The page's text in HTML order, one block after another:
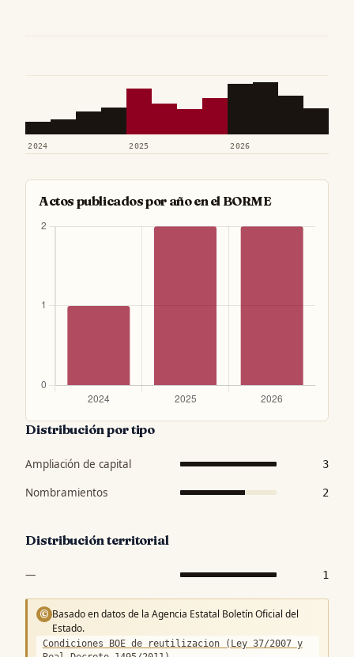
2024 2025 2026
Actos publicados por año en el BORME
Distribución por tipo
Ampliación de capital 3
Nombramientos 2
Distribución territorial
— 1
© Basado en datos de la Agencia Estatal Boletín Oficial del
Estado.
Condiciones BOE de reutilizacion (Ley 37/2007 y